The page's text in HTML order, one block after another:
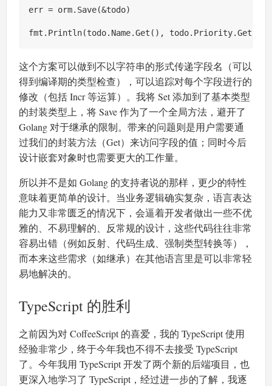
err = orm.Save(&todo)
这个方案可以做到不以字符串的形式传递字段名（可以
得到编译期的类型检查），可以追踪对每个字段进行的
修改（包括 Incr 等运算）。我将 Set 添加到了基本类型
的封装类型上，将 Save 作为了一个全局方法，避开了
Golang 对于继承的限制。带来的问题则是用户需要通
过我们的封装方法（Get）来访问字段的值；同时今后
设计嵌套对象时也需要更大的工作量。
所以并不是如 Golang 的支持者说的那样，更少的特性
意味着更简单的设计。当业务逻辑确实复杂，语言表达
能力又非常匮乏的情况下，会逼着开发者做出一些不优
雅的、不易理解的、反常规的设计，这些代码往往非常
容易出错（例如反射、代码生成、强制类型转换等），
而本来这些需求（如继承）在其他语言里是可以非常轻
易地解决的。
TypeScript 的胜利
之前因为对 CoffeeScript 的喜爱，我的 TypeScript 使用
经验非常少，终于今年我也不得不去接受 TypeScript
了。今年我用 TypeScript 开发了两个新的后端项目，也
更深入地学习了 TypeScript，经过进一步的了解，我逐